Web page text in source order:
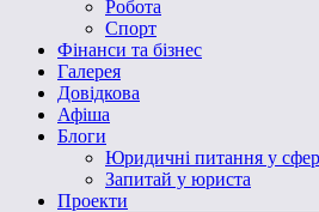
Робота
Спорт
Фінанси та бізнес
Галерея
Довідкова
Афіша
Блоги
Юридичні питання у
Запитай у юриста
Проекти